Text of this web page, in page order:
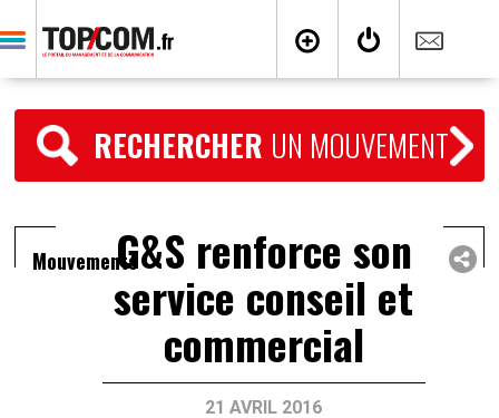
RECHERCHER UN MOUVEMENT
MouvementsG&S renforce son
service conseil et
commercial
21 AVRIL 2016